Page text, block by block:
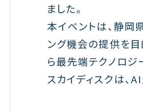
ました。
本イベントは、静岡
ング機会の提供を
ら最先端テクノロジ
スカイディスクは、